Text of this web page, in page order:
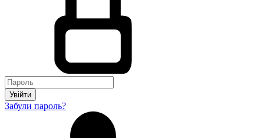
Увійти
Забули пароль?